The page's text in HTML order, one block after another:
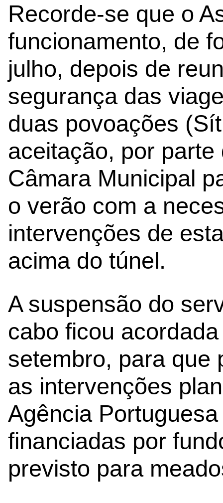
Recorde-se que o
funcionamento, de
julho, depois de
segurança das
duas povoações
aceitação, por
Câmara Municipal
o verão com a
intervenções de
acima do túnel.
A suspensão do
cabo ficou
setembro, para que
as intervenções
Agência
financiadas por
previsto para